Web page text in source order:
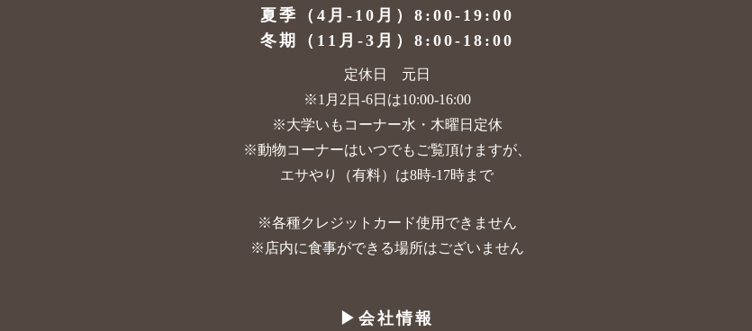
夏季（4月-10月） 8:00-19:00
冬期（11月-3月） 8:00-18:00
定休日 元日
※1月2日-6日は10:00-16:00
※大学いもコーナー水・木曜日定休
※動物コーナーはいつでもご覧頂けますが、
エサやり（有料）は8時-17時まで
※各種クレジットカード使用できません
※店内に食事ができる場所はございません
▶︎会社情報